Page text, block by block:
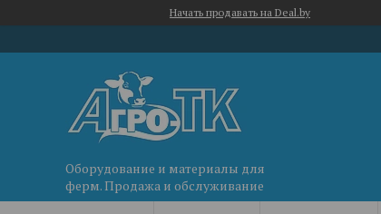
Начать продавать на Deal.by
Оборудование и материалы для
ферм. Продажа и обслуживание